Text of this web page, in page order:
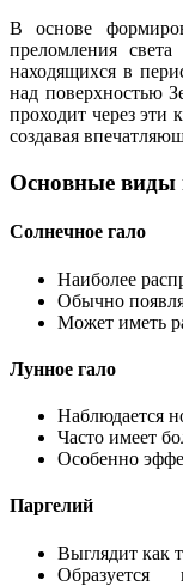
В основе
преломления
находящихся в
над поверхностью
проходит через эти
создавая
Основные виды
Солнечное гало
Наиболее
Обычно
Может иметь
Лунное гало
Наблюдается
Часто имеет
Особенно
Паргелий
Выглядит как
Образуется